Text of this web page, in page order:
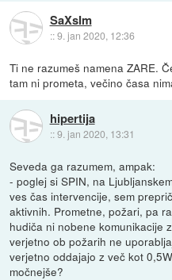
SaXsIm
::9. jan 2020, 12:36
Ti ne razumeš namena ZARE.
tam ni prometa, večino časa
hipertija
::9. jan 2020, 13:31
Seveda ga razumem, ampak:
- poglej si SPIN, na
ves čas intervencije, sem
aktivnih. Prometne, požari, pa
hudiča ni nobene komunikacije
verjetno ob požarih ne
verjetno oddajajo z več kot
močnejše?